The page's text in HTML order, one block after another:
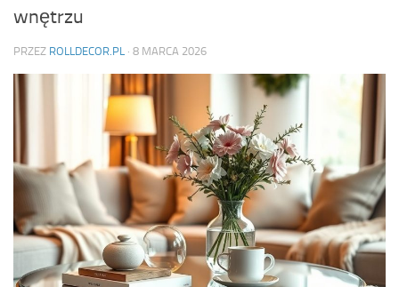
wnętrzu
PRZEZ ROLLDECOR.PL · 8 MARCA 2026